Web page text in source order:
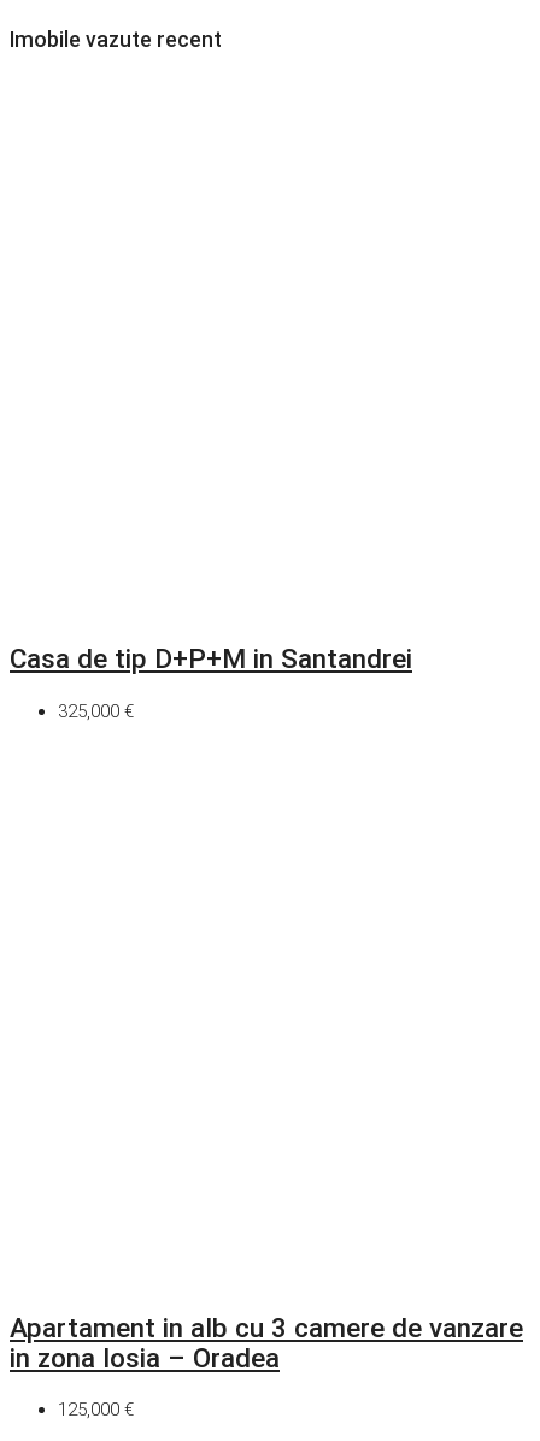
Imobile vazute recent
Casa de tip D+P+M in Santandrei
325,000 €
Apartament in alb cu 3 camere de vanzare
in zona Iosia – Oradea
125,000 €